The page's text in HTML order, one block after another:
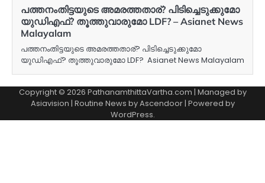
പത്തനംതിട്ടയുടെ അമരത്തതാര്? പിടിച്ചെടുക്കുമോ
യുഡിഎഫ്? തൂത്തുവാരുമോ LDF? – Asianet News
Malayalam
പത്തനംതിട്ടയുടെ അമരത്തതാര്? പിടിച്ചെടുക്കുമോ
യുഡിഎഫ്? തൂത്തുവാരുമോ LDF? Asianet News Malayalam
Copyright © 2026 PathanamthittaVartha.com | Managed by
Asiavision | Routine News byAscendoor| Powered by
WordPress.